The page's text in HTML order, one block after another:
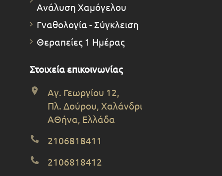
Ανάλυση Χαμόγελου
Γναθολογία - Σύγκλειση
Θεραπείες 1 Ημέρας
Στοιχεία επικοινωνίας
Αγ. Γεωργίου 12,
Πλ. Δούρου, Χαλάνδρι
ΑΘήνα, Ελλάδα
2106818411
2106818412